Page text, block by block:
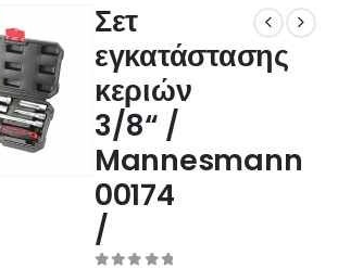
Σετ
εγκατάστασης
κεριών
3/8“ /
Mannesmann
00174
/